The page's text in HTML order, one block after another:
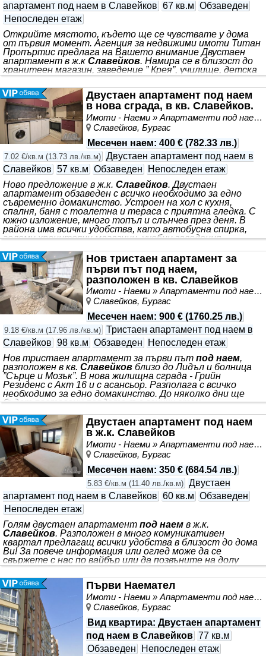
апартамент под наем в Славейков 67 кв.м Обзаведен
Непоследен етаж
Открийте мястото, където ще се чувствате у дома
от първия момент. Агенция за недвижими имоти Титан
Пропъртис предлага на Вашето внимание Двустаен
апартамент в ж.к Славейков. Намира се в близост до
хранитеен магазин, заведение ” Крея”, училище, детска
гардина, аптека и др. Ситуиран е на 6-ти жилищен
етаж от общо 7 с асансьор. Имота разполага с
жилищна площ 67 кв.м, разгърната в следното
разпределение: входно антре, хол с бокс кухня, спалня,
баня с тоалетна и тераса. Жилището се предлага
напълно обзаведено и оборудвано. Настилка: ламинат,
гранитогрес Изложение: Юг Строителство
Двустаен апартамент под наем
в нова сграда, в кв. Славейков.
Имоти - Наеми » Апартаменти под наем
Славейков, Бургас
Месечен наем: 400 € (782.33 лв.)
7.02 €/кв.м (13.73 лв./кв.м) Двустаен апартамент под наем в
Славейков 57 кв.м Обзаведен
Непоследен етаж
Ново предложение в ж.к. Славейков. Двустаен
апартамент обзаведен с всичко необходимо за едно
съвременно домакинство. Устроен на хол с кухня,
спалня, баня с тоалетна и тераса с приятна гледка. С
южно изложение, много топъл и слънчев през деня. В
района има всички удобства, като автобусна спирка,
големи хранителни магазини, учебни заведения,
Общите части са добре поддържани с ограничен
достъп. За допълнителна информация и организиране
на оглед се свържете с нас на посочените телефони.
КОД НА ОФЕРТА: 99272 Доверете ни се, при нас е
различно.
Нов тристаен апартамент за
първи път под наем,
разположен в кв. Славейков
Имоти - Наеми » Апартаменти под наем
Славейков, Бургас
Месечен наем: 900 € (1760.25 лв.)
9.18 €/кв.м (17.96 лв./кв.м) Тристаен апартамент под наем в
Славейков 98 кв.м Обзаведен
Непоследен етаж
Нов тристаен апартамент за първи път под наем,
разположен в кв. Славейков близо до Лидъл и болница
”Сърце и Мозък”. В нова жилищна сграда - Грийн
Резиденс с Акт 16 и с асансьор. Разполага с всичко
необходимо за едно домакинство. До няколко дни ще
бъдат поставени пердета във всички стаи.
хол с кухня и трапезария, две големи спални, едната от
които с гардеробна, две бани с тоалетни и голяма
слънчева тераса. ИЗЛОЖЕНИЕ: югозапад. ОТОПЛЕНИЕ:
С 3 броя инверторни климатици. За да получите
допълнителна информация, може да се свържете с нас
Двустаен апартамент под наем
в ж.к. Славейков
Имоти - Наеми » Апартаменти под наем
Славейков, Бургас
Месечен наем: 350 € (684.54 лв.)
5.83 €/кв.м (11.40 лв./кв.м) Двустаен
апартамент под наем в Славейков 60 кв.м Обзаведен
Непоследен етаж
Голям двустаен апартамент под наем в ж.к.
Славейков. Разположен в много комуникативен
квартал предлагащ всички удобства в близост до дома
Ви! За повече информация или оглед може да се
свържете с нас по вайбър или да позвъните на долу
посоченият номер! ID 471142
Първи Наемател
Имоти - Наеми » Апартаменти под наем
Славейков, Бургас
Вид квартира: Двустаен апартамент
под наем в Славейков 77 кв.м
Обзаведен
Непоследен етаж